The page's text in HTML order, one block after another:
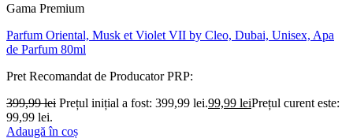
Gama Premium
Parfum Oriental, Musk et Violet VII by Cleo, Dubai, Unisex, Apa
de Parfum 80ml
Pret Recomandat de ProducatorPRP:
399,99lei Prețul inițial a fost: 399,99 lei.99,99 leiPrețul curent este:
99,99 lei.
Adaugă în coș